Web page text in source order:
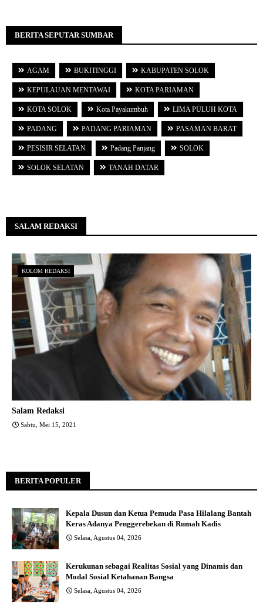
BERITA SEPUTAR SUMBAR
AGAM BUKITINGGI KABUPATEN SOLOK
KEPULAUAN MENTAWAI KOTA PARIAMAN
KOTA SOLOK Kota Payakumbuh LIMA PULUH KOTA
PADANG PADANG PARIAMAN PASAMAN BARAT
PESISIR SELATAN Padang Panjang SOLOK
SOLOK SELATAN TANAH DATAR
SALAM REDAKSI
KOLOM REDAKSI
Salam Redaksi
Sabtu, Mei 15, 2021
BERITA POPULER
Kepala Dusun dan Ketua Pemuda Pasa Hilalang Bantah
Keras Adanya Penggerebekan di Rumah Kadis
Selasa, Agustus 04, 2026
Kerukunan sebagai Realitas Sosial yang Dinamis dan
Modal Sosial Ketahanan Bangsa
Selasa, Agustus 04, 2026